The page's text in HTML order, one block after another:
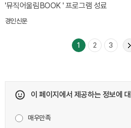
'뮤직어울림BOOK ' 프로그램 성료
경인신문
1 2 3
이 페이지에서 제공하는 정보에
매우만족